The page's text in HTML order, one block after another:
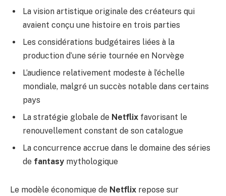
La vision artistique originale des créateurs qui
avaient conçu une histoire en trois parties
Les considérations budgétaires liées à la
production d’une série tournée en Norvège
L’audience relativement modeste à l’échelle
mondiale, malgré un succès notable dans certains
pays
La stratégie globale de Netflix favorisant le
renouvellement constant de son catalogue
La concurrence accrue dans le domaine des séries
de fantasy mythologique
Le modèle économique de Netflix repose sur